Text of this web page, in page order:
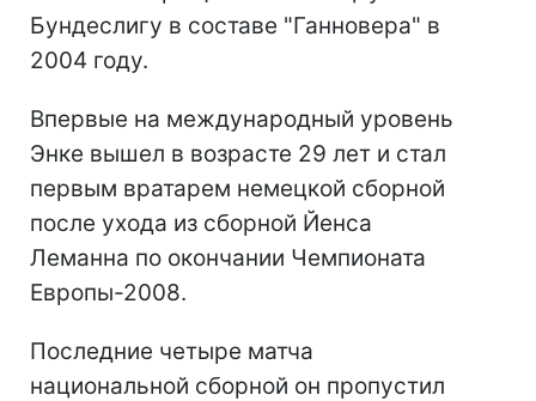
Бундеслигу в составе "Ганновера" в
2004 году.
Впервые на международный уровень
Энке вышел в возрасте 29 лет и стал
первым вратарем немецкой сборной
после ухода из сборной Йенса
Леманна по окончании Чемпионата
Европы-2008.
Последние четыре матча
национальной сборной он пропустил